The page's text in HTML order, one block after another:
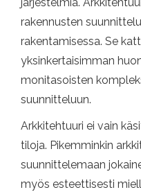
rakennusten
rakentamisessa. Se
yksinkertaisimman
monitasoisten
suunnitteluun.
Arkkitehtuuri ei vain
tiloja. Pikemminkin
suunnittelemaan
myös esteettisesti